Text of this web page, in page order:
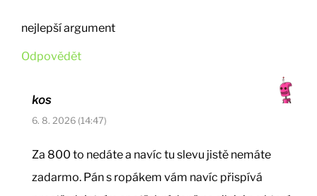
nejlepší argument
Odpovědět
kos
6. 8. 2026 (14:47)
Za 800 to nedáte a navíc tu slevu jistě nemáte
zadarmo. Pán s ropákem vám navíc přispívá